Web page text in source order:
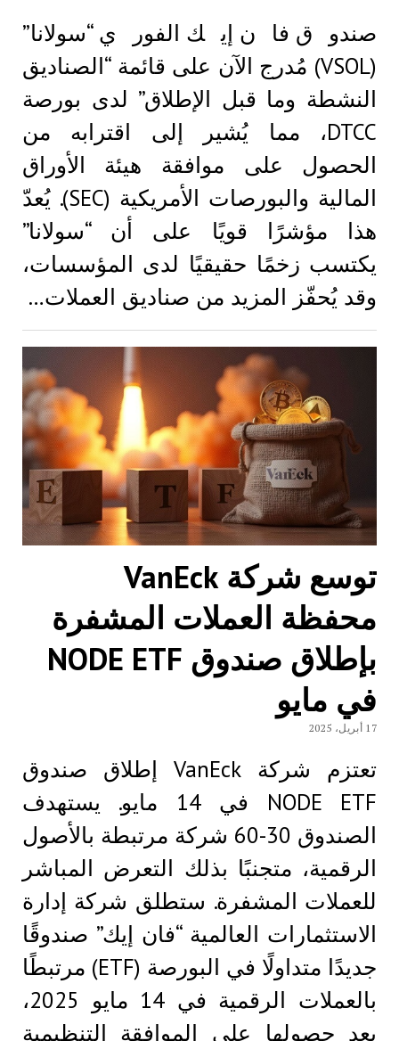
صندوق فان إيك الفوري “سولانا”
(VSOL) مُدرج الآن على قائمة “الصناديق
النشطة وما قبل الإطلاق” لدى بورصة
DTCC، مما يُشير إلى اقترابه من
الحصول على موافقة هيئة الأوراق
المالية والبورصات الأمريكية (SEC). يُعدّ
هذا مؤشرًا قويًا على أن “سولانا”
يكتسب زخمًا حقيقيًا لدى المؤسسات،
وقد يُحفّز المزيد من صناديق العملات…
توسع شركة VanEck
محفظة العملات المشفرة
بإطلاق صندوق NODE ETF
في مايو
17 أبريل، 2025
تعتزم شركة VanEck إطلاق صندوق
NODE ETF في 14 مايو. يستهدف
الصندوق 30-60 شركة مرتبطة بالأصول
الرقمية، متجنبًا بذلك التعرض المباشر
للعملات المشفرة. ستطلق شركة إدارة
الاستثمارات العالمية “فان إيك” صندوقًا
جديدًا متداولًا في البورصة (ETF) مرتبطًا
بالعملات الرقمية في 14 مايو 2025،
بعد حصولها على الموافقة التنظيمية